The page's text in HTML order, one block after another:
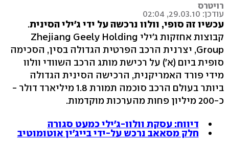
רויטרס
עודכן: 29.03.10, 02:04
עכשיו זה סופי, וולוו נרכשה על ידי ג'ילי הסינית.
קבוצות אחזקות ג'ילי Zhejiang Geely Holding
Group, יצרנית הרכב הפרטית הגדולה בסין, הסכימה
סופית ביום (א') על רכישת מותג הרכב השוודי וולוו
מידי פורד האמריקנית, הרכישה הסינית הגדולה
ביותר בעולם הרכב סוכמה תמורת 1.8 מיליארד דולר -
כ-200 מיליון פחות מהערכות מוקדמות.
דיווח: עסקת וולוו-ג'ילי כמעט סגורה
חלק מסאאב נרכש על-ידי בייג'ין אוטומוטיב